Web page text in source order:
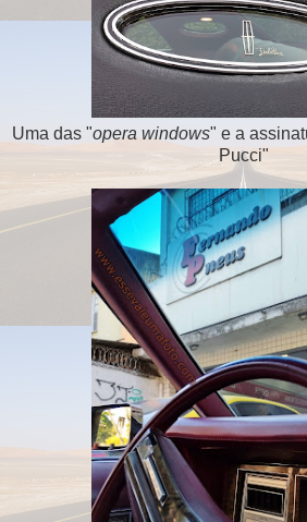
Uma das "opera windows" e a
Pucci"